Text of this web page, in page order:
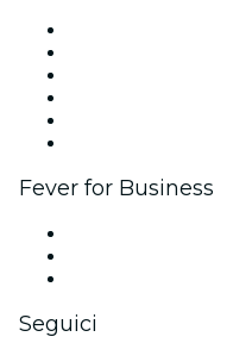
Fever for Business
Seguici